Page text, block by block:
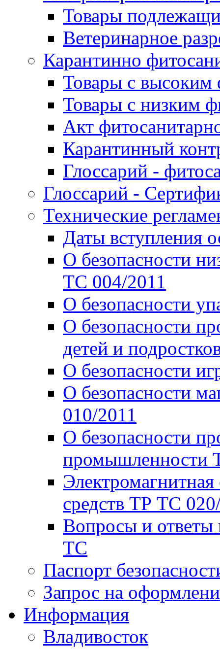
Товары
Ветеринарное
Карантинно
Товары с высоким
Товары с низким
Акт
Карантинный
Глоссарий -
Глоссарий -
Технические
Даты вступления
О безопасности
ТС 004/2011
О безопасности
О безопасности
детей и
О безопасности
О безопасности
010/2011
О безопасности
промышленности
средств ТР ТС
Вопросы и ответы
ТС
Паспорт
Запрос на
Информация
Владивосток